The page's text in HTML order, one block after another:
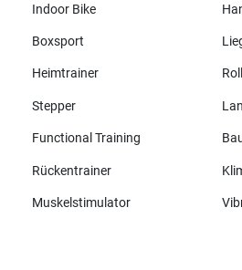
Indoor Bike
Boxsport
Heimtrainer
Stepper
Functional Training
Rückentrainer
Muskelstimulator